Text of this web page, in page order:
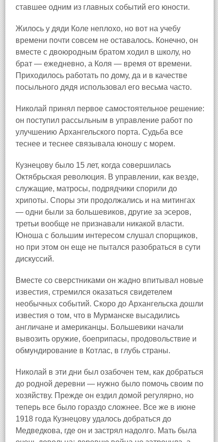
ставшее одним из главных событий его юности.
Жилось у дяди Коле неплохо, но вот на учебу
времени почти совсем не оставалось. Конечно, он
вместе с двоюродным братом ходил в школу, но
брат — ежедневно, а Коля — время от времени.
Приходилось работать по дому, да и в качестве
посыльного дядя использовал его весьма часто.
Николай принял первое самостоятельное решение:
он поступил рассыльным в управление работ по
улучшению Архангельского порта. Судьба все
теснее и теснее связывала юношу с морем.
Кузнецову было 15 лет, когда совершилась
Октябрьская революция. В управлении, как везде,
служащие, матросы, подрядчики спорили до
хрипоты. Споры эти продолжались и на митингах
— одни были за большевиков, другие за эсеров,
третьи вообще не признавали никакой власти.
Юноша с большим интересом слушал спорщиков,
но при этом он еще не пытался разобраться в сути
дискуссий.
Вместе со сверстниками он жадно впитывал новые
известия, стремился оказаться свидетелем
необычных событий. Скоро до Архангельска дошли
известия о том, что в Мурманске высадились
англичане и американцы. Большевики начали
вывозить оружие, боеприпасы, продовольствие и
обмундирование в Котлас, в глубь страны.
Николай в эти дни был озабочен тем, как добраться
до родной деревни — нужно было помочь своим по
хозяйству. Прежде он ездил домой регулярно, но
теперь все было гораздо сложнее. Все же в июне
1918 года Кузнецову удалось добраться до
Медведкова, где он и застрял надолго. Мать была